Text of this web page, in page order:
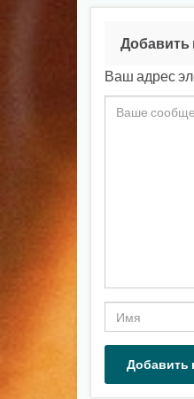
Добавить
Ваш адрес